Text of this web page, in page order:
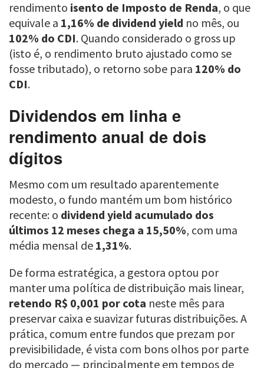
rendimento isento de Imposto de Renda, o que
equivale a 1,16% de dividend yield no mês, ou
102% do CDI. Quando considerado o gross up
(isto é, o rendimento bruto ajustado como se
fosse tributado), o retorno sobe para 120% do
CDI.
Dividendos em linha e
rendimento anual de dois
dígitos
Mesmo com um resultado aparentemente
modesto, o fundo mantém um bom histórico
recente: o dividend yield acumulado dos
últimos 12 meses chega a 15,50%, com uma
média mensal de 1,31%.
De forma estratégica, a gestora optou por
manter uma política de distribuição mais linear,
retendo R$ 0,001 por cota neste mês para
preservar caixa e suavizar futuras distribuições. A
prática, comum entre fundos que prezam por
previsibilidade, é vista com bons olhos por parte
do mercado — principalmente em tempos de